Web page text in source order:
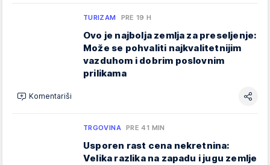
TURIZAM PRE 19 H
Ovo je najbolja zemlja za preseljenje:
Može se pohvaliti najkvalitetnijim
vazduhom i dobrim poslovnim
prilikama
Komentariši
TRGOVINA PRE 41 MIN
Usporen rast cena nekretnina:
Velika razlika na zapadu i jugu zemlje